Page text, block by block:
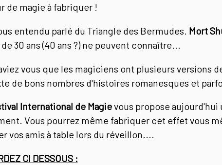
de magie à fabriquer !
entendu parlé du Triangle des Bermudes. Mort
30 ans (40 ans ?) ne peuvent connaître...
vous que les magiciens ont plusieurs
de bons nombres d'histoires romanesques et
International de Magievous propose aujourd'hui
Vous pourrez même fabriquer cet effet vous
vos amis à table lors du réveillon....
CI DESSOUS :